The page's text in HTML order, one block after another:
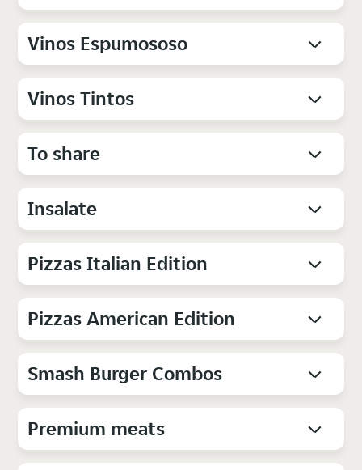
Vinos Espumososo
Vinos Tintos
To share
Insalate
Pizzas Italian Edition
Pizzas American Edition
Smash Burger Combos
Premium meats